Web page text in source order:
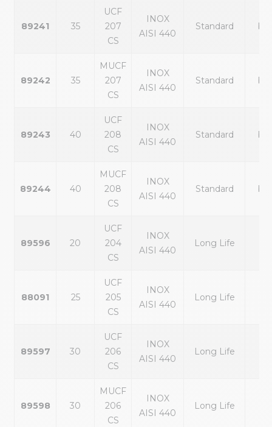
89241 35
UCF
207
CS
INOX
AISI 440
Standard
89242 35
MUCF
207
CS
INOX
AISI 440
Standard
89243 40
UCF
208
CS
INOX
AISI 440
Standard
89244 40
MUCF
208
CS
INOX
AISI 440
Standard
89596 20
UCF
204
CS
INOX
AISI 440
Long Life
88091 25
UCF
205
CS
INOX
AISI 440
Long Life
89597 30
UCF
206
CS
INOX
AISI 440
Long Life
89598 30
MUCF
206
CS
INOX
AISI 440
Long Life